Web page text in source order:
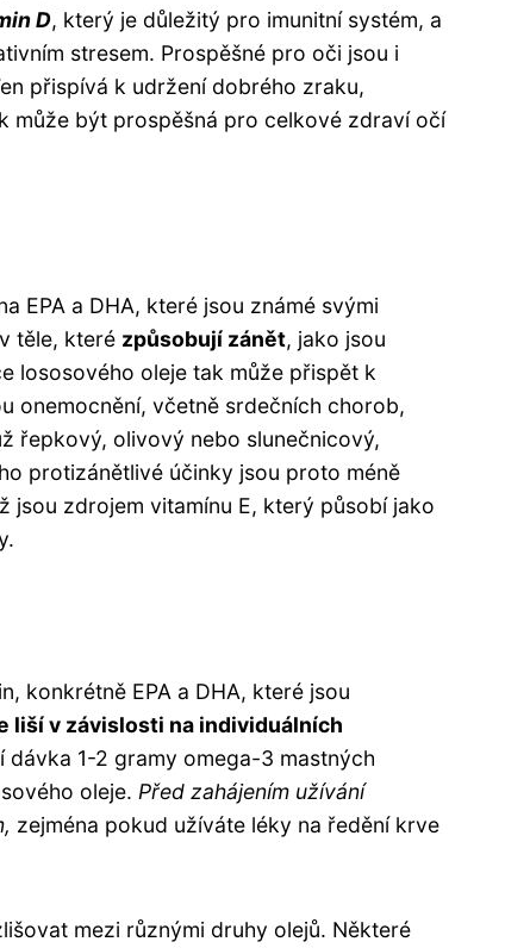
D, který je důležitý pro imunitní systém, a
stresem. Prospěšné pro oči jsou i
přispívá k udržení dobrého zraku,
může být prospěšná pro celkové zdraví očí
EPA a DHA, které jsou známé svými
těle, které způsobují zánět, jako jsou
lososového oleje tak může přispět k
onemocnění, včetně srdečních chorob,
řepkový, olivový nebo slunečnicový,
protizánětlivé účinky jsou proto méně
jsou zdrojem vitamínu E, který působí jako
konkrétně EPA a DHA, které jsou
liší v závislosti na individuálních
dávka 1-2 gramy omega-3 mastných
oleje. Před zahájením užívání
zejména pokud užíváte léky na ředění krve
mezi různými druhy olejů. Některé